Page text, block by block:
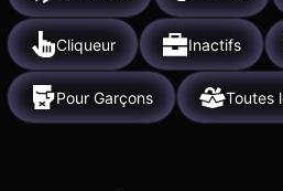
Cliqueur Inactifs
Pour Garçons Toutes